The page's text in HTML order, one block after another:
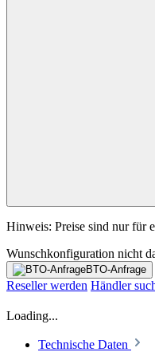
Hinweis: Preise sind nur für
Wunschkonfiguration nicht
BTO-Anfrage
Reseller werden Händler
Loading...
Technische Daten